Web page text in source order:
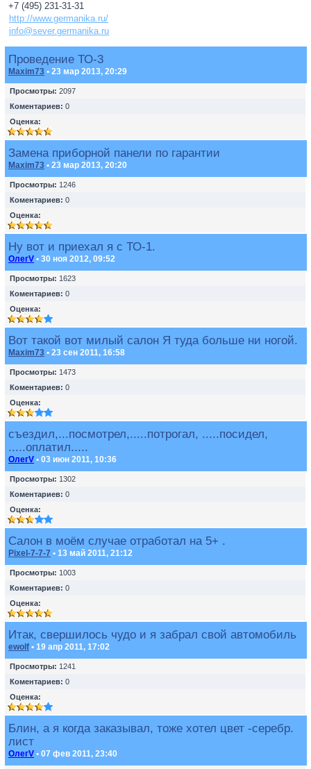
+7 (495) 231-31-31
http://www.germanika.ru/
info@sever.germanika.ru
Проведение ТО-3
Maxim73 • 23 мар 2013, 20:29
Просмотры: 2097
Коментариев: 0
Оценка:
Замена приборной панели по гарантии
Maxim73 • 23 мар 2013, 20:20
Просмотры: 1246
Коментариев: 0
Оценка:
Ну вот и приехал я с ТО-1.
ОлегV • 30 ноя 2012, 09:52
Просмотры: 1623
Коментариев: 0
Оценка:
Вот такой вот милый салон Я туда больше ни ногой.
Maxim73 • 23 сен 2011, 16:58
Просмотры: 1473
Коментариев: 0
Оценка:
съездил,...посмотрел,.....потрогал, .....посидел,
.....оплатил.....
ОлегV • 03 июн 2011, 10:36
Просмотры: 1302
Коментариев: 0
Оценка:
Салон в моём случае отработал на 5+ .
Pixel-7-7-7 • 13 май 2011, 21:12
Просмотры: 1003
Коментариев: 0
Оценка:
Итак, свершилось чудо и я забрал свой автомобиль
ewolf • 19 апр 2011, 17:02
Просмотры: 1241
Коментариев: 0
Оценка:
Блин, а я когда заказывал, тоже хотел цвет -серебр.
лист
ОлегV • 07 фев 2011, 23:40